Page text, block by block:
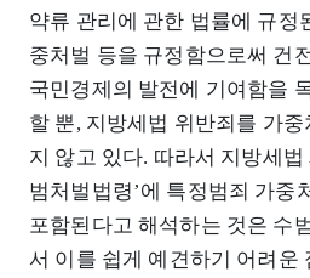
약류 관리에 관한 법률에 규정
중처벌 등을 규정함으로써 건
국민경제의 발전에 기여함을
할 뿐, 지방세법 위반죄를 가
지 않고 있다. 따라서 지방세법
범처벌법령’에 특정범죄 가중
포함된다고 해석하는 것은 수
서 이를 쉽게 예견하기 어려운